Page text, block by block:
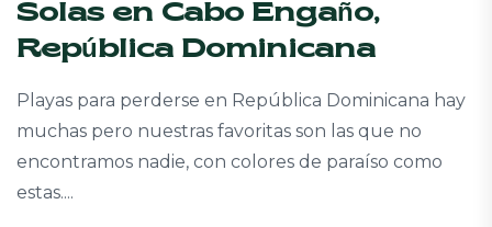
Solas en Cabo Engaño,
República Dominicana
Playas para perderse en República Dominicana hay
muchas pero nuestras favoritas son las que no
encontramos nadie, con colores de paraíso como
estas....